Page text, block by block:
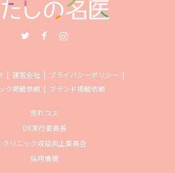
運営会社
プライバシーポリシー
ク掲載依頼
ブランド掲載依頼
売れコス
DX実行委員長
クリニック収益向上委員会
採用情報